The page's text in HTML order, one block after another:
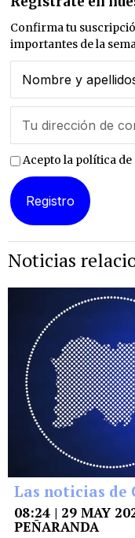
Confirma tu
importantes de la
Acepto la política de
Noticias
Las noticias de
08:24 | 29 MAY
PEÑARANDA